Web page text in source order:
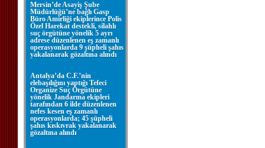
Mersin’de Asayiş Şube
Müdürlüğü’ne bağlı Gasp
Büro Amirliği ekiplerince Polis
Özel Harekat destekli, silahlı
suç örgütüne yönelik 5 ayrı
adrese düzenlenen eş zamanlı
operasyonlarda 9 şüpheli şahıs
yakalanarak gözaltına alındı
Antalya’da C.F.’nin
elebaşılığını yaptığı Tefeci
Organize Suç Örgütüne
yönelik Jandarma ekipleri
tarafından 6 ilde düzenlenen
nefes kesen eş zamanlı
operasyonlarda; 45 şüpheli
şahıs kıskıvrak yakalanarak
gözaltına alındı